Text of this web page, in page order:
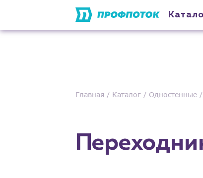
Главная Каталог Одностенные